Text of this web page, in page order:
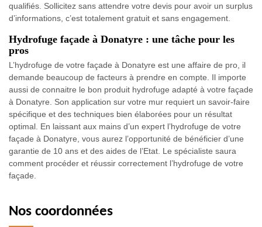
qualifiés. Sollicitez sans attendre votre devis pour avoir un surplus
d’informations, c’est totalement gratuit et sans engagement.
Hydrofuge façade à Donatyre : une tâche pour les
pros
L’hydrofuge de votre façade à Donatyre est une affaire de pro, il
demande beaucoup de facteurs à prendre en compte. Il importe
aussi de connaitre le bon produit hydrofuge adapté à votre façade
à Donatyre. Son application sur votre mur requiert un savoir-faire
spécifique et des techniques bien élaborées pour un résultat
optimal. En laissant aux mains d’un expert l’hydrofuge de votre
façade à Donatyre, vous aurez l’opportunité de bénéficier d’une
garantie de 10 ans et des aides de l’Etat. Le spécialiste saura
comment procéder et réussir correctement l’hydrofuge de votre
façade.
Nos coordonnées